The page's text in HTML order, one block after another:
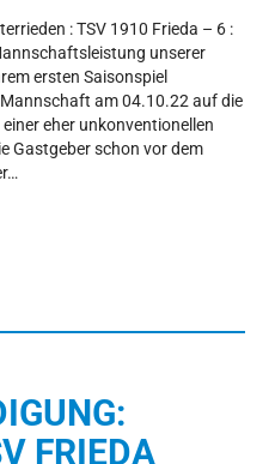
: TSV 1910 Frieda – 6 :
unserer
ersten Saisonspiel
am 04.10.22 auf die
eher unkonventionellen
Gastgeber schon vor dem
FRIEDA